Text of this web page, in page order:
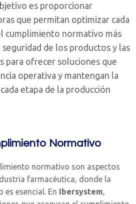
es proporcionar
que permitan optimizar cada
cumplimiento normativo más
de los productos y las
para ofrecer soluciones que
operativa y mantengan la
etapa de la producción
Normativo
normativo son aspectos
farmacéutica, donde la
esencial. En Ibersystem,